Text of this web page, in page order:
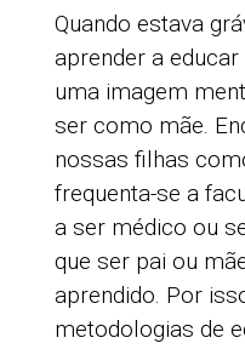
Quando estava
aprender a
uma imagem
ser como mãe.
nossas filhas
frequenta-se a
a ser médico ou
que ser pai ou
aprendido. Por
metodologias de